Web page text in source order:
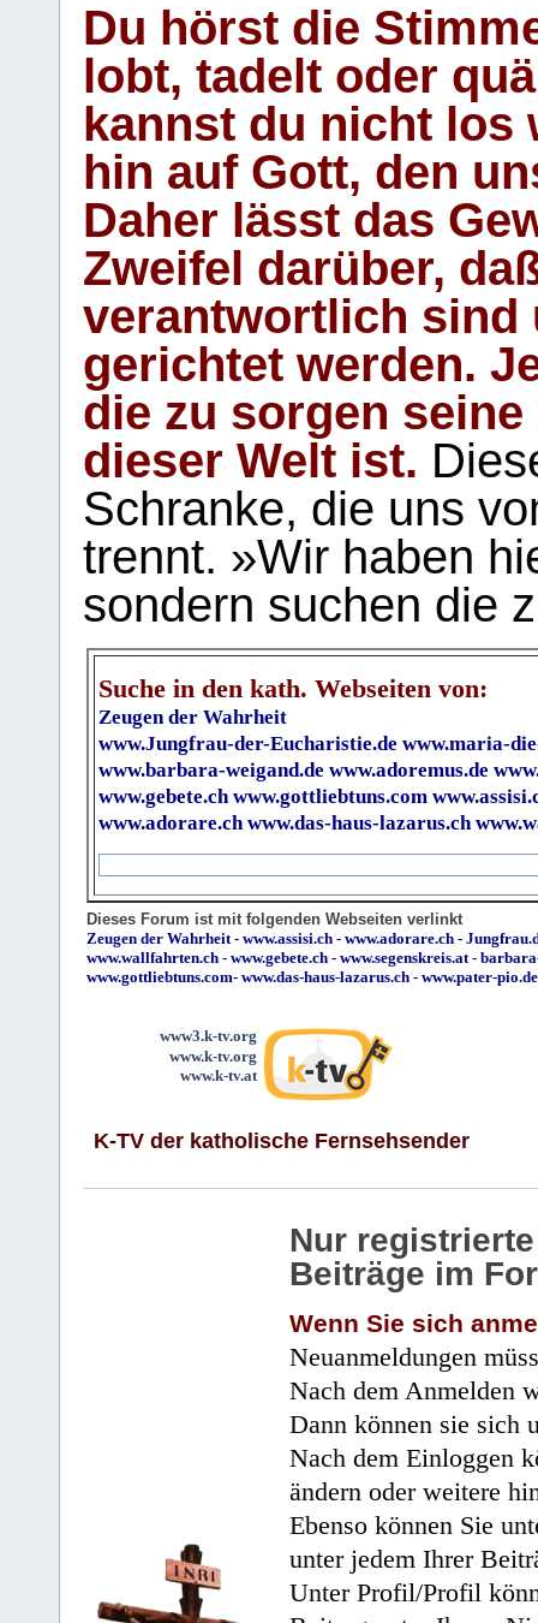
Du hörst die
lobt, tadelt oder
kannst du nicht los
hin auf Gott, den
Daher lässt das
Zweifel darüber,
verantwortlich sind
gerichtet werden.
die zu sorgen
dieser Welt ist.
Schranke, die uns
trennt. »Wir haben
sondern suchen die
Suche in den kath. Webseiten von:
Zeugen der Wahrheit
www.Jungfrau-der-Eucharistie.de www.maria-
www.barbara-weigand.de www.adoremus.de
www.gebete.ch www.gottliebtuns.com
www.adorare.ch www.das-haus-lazarus.ch
Dieses Forum ist mit folgenden Webseiten verlinkt
Zeugen der Wahrheit - www.assisi.ch - www.adorare.ch -
www.wallfahrten.ch - www.gebete.ch - www.segenskreis.at -
www.gottliebtuns.com- www.das-haus-lazarus.ch - www.pater-pio.de
www3.k-tv.org
www.k-tv.org
www.k-tv.at
K-TV der katholische Fernsehsender
Nur
Beiträge im
Wenn Sie sich
Neuanmeldungen
Nach dem Anmelden
Dann können sie sich
Nach dem Einloggen
ändern oder weitere
Ebenso können Sie
unter jedem Ihrer
Unter Profil/Profil